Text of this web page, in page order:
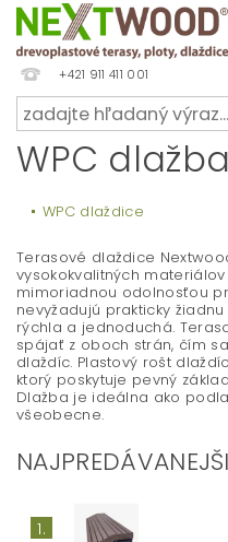
+421 911 411 001
WPC dlažba
WPC dlaždice
Terasové dlaždice
vysokokvalitných
mimoriadnou odolnosťou
nevyžadujú prakticky
rýchla a jednoduchá.
spájať z oboch strán, čím
dlaždíc. Plastový rošt
ktorý poskytuje pevný
Dlažba je ideálna ako
všeobecne.
1.